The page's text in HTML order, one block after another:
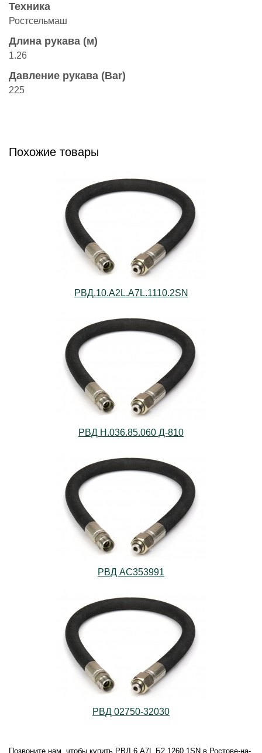
Техника
Ростсельмаш
Длина рукава (м)
1.26
Давление рукава (Bar)
225
Похожие товары
РВД.10.А2L.А7L.1110.2SN
РВД Н.036.85.060 Д-810
РВД AС353991
РВД 02750-32030
Позвоните нам, чтобы купить РВД.6.А7L.Б2.1260.1SN в Ростове-на-